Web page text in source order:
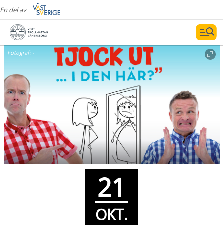
En del av
Fotograf: -
21
OKT.